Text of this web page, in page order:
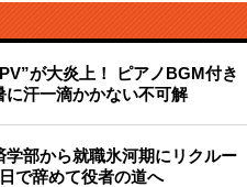
が大炎上！ ピアノBGM付き
に汗一滴かかない不可解
部から就職氷河期にリクルー
で辞めて役者の道へ